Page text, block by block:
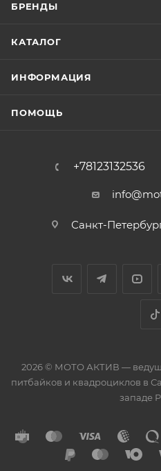
БРЕНДЫ
КАТАЛОГ
ИНФОРМАЦИЯ
ПОМОЩЬ
+78123132536
Санкт-
2026 © МОТО АКТИВ —
питбайков и квадроциклов в
западе